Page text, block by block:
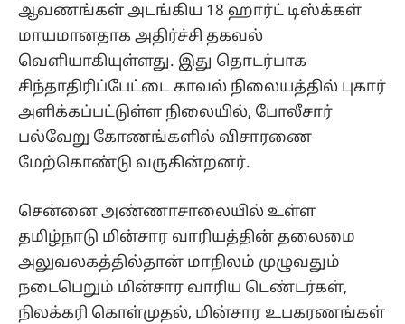
ஆவணங்கள் அடங்கிய 18 ஹார்ட் டிஸ்க்கள்
மாயமானதாக அதிர்ச்சி தகவல்
வெளியாகியுள்ளது. இது தொடர்பாக
சிந்தாதிரிப்பேட்டை காவல் நிலையத்தில் புகார்
அளிக்கப்பட்டுள்ள நிலையில், போலீசார்
பல்வேறு கோணங்களில் விசாரணை
மேற்கொண்டு வருகின்றனர்.
சென்னை அண்ணாசாலையில் உள்ள
தமிழ்நாடு மின்சார வாரியத்தின் தலைமை
அலுவலகத்தில்தான் மாநிலம் முழுவதும்
நடைபெறும் மின்சார வாரிய டெண்டர்கள்,
நிலக்கரி கொள்முதல், மின்சார உபகரணங்கள்